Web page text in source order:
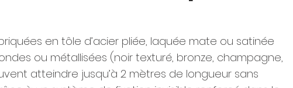
en tôle d’acier pliée, laquée mate ou satinée
ou métallisées (noir texturé, bronze, champagne,
atteindre jusqu’à 2 mètres de longueur sans